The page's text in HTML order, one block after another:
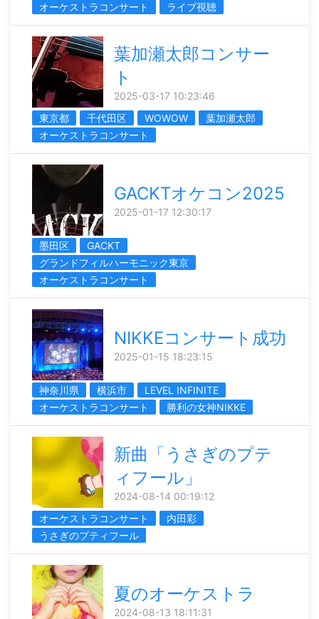
オーケストラコンサート
ライブ視聴
葉加瀬太郎コンサー
ト
2025-03-17 10:23:46
東京都
千代田区 WOWOW
葉加瀬太郎
オーケストラコンサート
GACKTオケコン2025
2025-01-17 12:30:17
墨田区
GACKT
グランドフィルハーモニック東京
オーケストラコンサート
NIKKEコンサート成功
2025-01-15 18:23:15
神奈川県 横浜市
LEVEL INFINITE
オーケストラコンサート
勝利の女神NIKKE
新曲「うさぎのプテ
ィフール」
2024-08-14 00:19:12
オーケストラコンサート
内田彩
うさぎのプティフール
夏のオーケストラ
2024-08-13 18:11:31